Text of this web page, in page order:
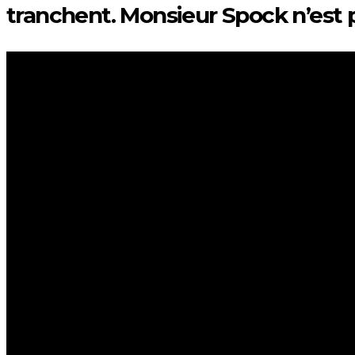
tranchent. Monsieur Spock n’est